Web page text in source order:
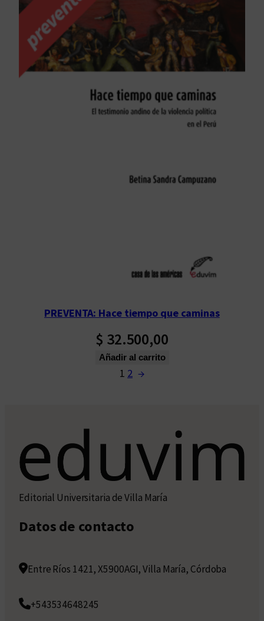
PREVENTA: Hace tiempo que caminas
$ 32.500,00
Añadir al carrito
1 2 →
Editorial Universitaria de Villa María
Datos de contacto
Entre Ríos 1421, X5900AGI, Villa María, Córdoba
+543534648245